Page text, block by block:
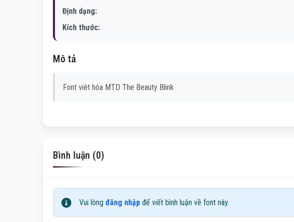
Định dạng:
Kích thước:
Mô tả
Font viêt hóa MTD The Beauty Blink
Bình luận (0)
Vui lòng đăng nhập để viết bình luận về font này.